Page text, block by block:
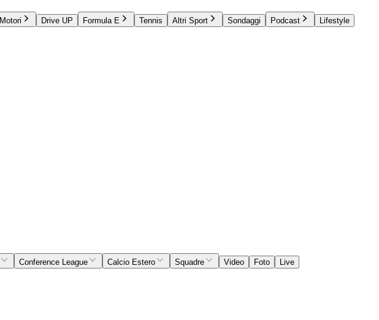
Motori Drive UP Formula E Tennis Altri Sport Sondaggi Podcast
Lifestyle
Conference League Calcio Estero Squadre Video Foto
Live